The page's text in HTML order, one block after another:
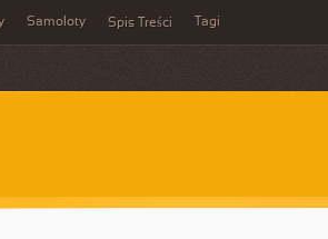
Samoloty Spis Treści Tagi